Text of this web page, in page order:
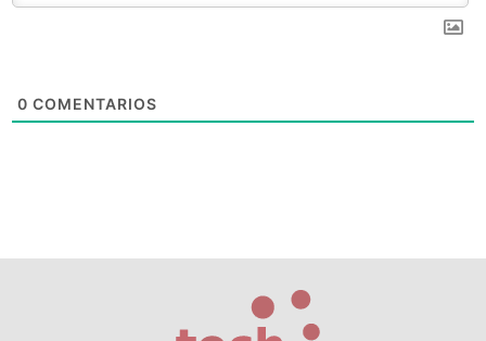
0 COMENTARIOS